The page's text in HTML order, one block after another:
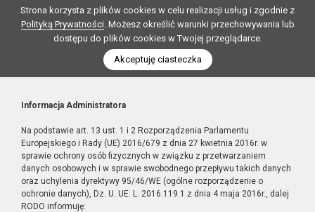
Strona korzysta z plików cookies w celu realizacji usług i zgodnie z
Polityką Prywatności. Możesz określić warunki przechowywania lub
dostępu do plików cookies w Twojej przeglądarce.
Akceptuję ciasteczka
Informacja Administratora
Na podstawie art. 13 ust. 1 i 2 Rozporządzenia Parlamentu
Europejskiego i Rady (UE) 2016/679 z dnia 27 kwietnia 2016r. w
sprawie ochrony osób fizycznych w związku z przetwarzaniem
danych osobowych i w sprawie swobodnego przepływu takich danych
oraz uchylenia dyrektywy 95/46/WE (ogólne rozporządzenie o
ochronie danych), Dz. U. UE. L. 2016.119.1 z dnia 4 maja 2016r., dalej
RODO informuję: